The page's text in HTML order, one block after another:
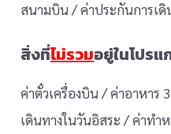
สนามบิน / ค่าประกันการเดิ
สิ่งที่ไม่รวมอยู่ในโปรแ
ค่าตั๋วเครื่องบิน / ค่าอาหาร
เดินทางในวันอิสระ / ค่าทำ